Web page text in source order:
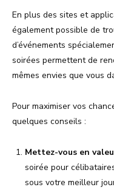
En plus des sites et
également possible de
d’événements
soirées permettent de
mêmes envies que vous
Pour maximiser vos
quelques conseils :
Mettez-vous en
soirée pour
sous votre meilleur